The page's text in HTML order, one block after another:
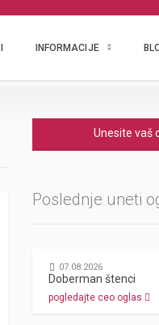
INFORMACIJE
Unesite vaš
Poslednje uneti
07.08.2026
Doberman štenci
pogledajte ceo oglas